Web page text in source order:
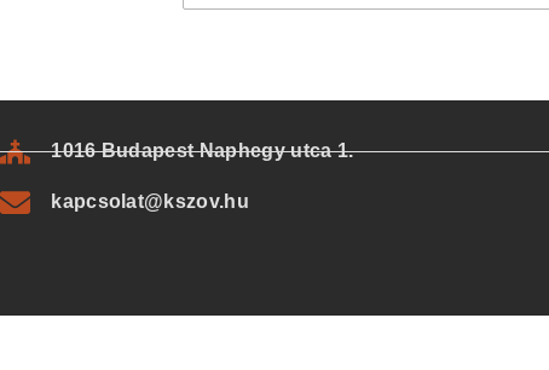
1016 Budapest Naphegy utca 1.
kapcsolat@kszov.hu